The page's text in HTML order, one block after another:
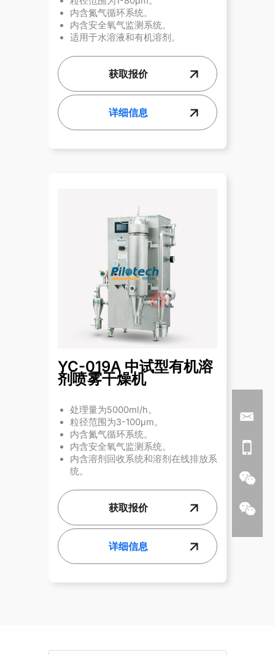
内含氮气循环系统。
内含安全氧气监测系统。
适用于水溶液和有机溶剂。
获取报价
详细信息
YC-019A 中试型有机溶
剂喷雾干燥机
处理量为5000ml/h。
粒径范围为3-100μm。
内含氮气循环系统。
内含安全氧气监测系统。
内含溶剂回收系统和溶剂在线排放系
统。
获取报价
详细信息